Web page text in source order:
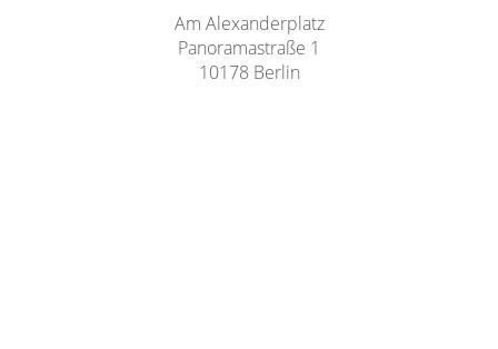
Am Alexanderplatz
Panoramastraße 1
10178 Berlin